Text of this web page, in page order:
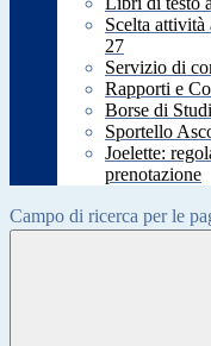
Scelta
27
Servizio di
Rapporti e
Borse di
Sportello
Joelette:
prenotazione
Campo di ricerca per le